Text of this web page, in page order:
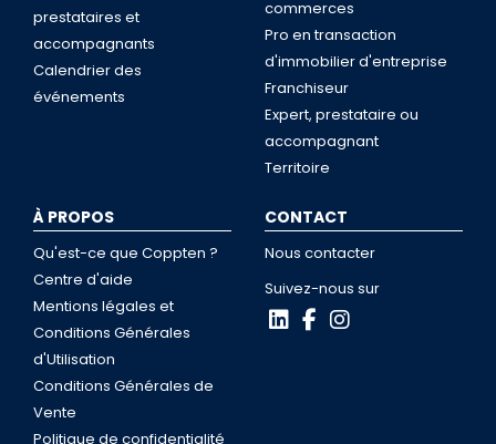
prestataires et
accompagnants
Calendrier des
événements
commerces
Pro en transaction
d'immobilier d'entreprise
Franchiseur
Expert, prestataire ou
accompagnant
Territoire
À PROPOS
Qu'est-ce que Coppten ?
Centre d'aide
Mentions légales et
Conditions Générales
d'Utilisation
Conditions Générales de
Vente
Politique de confidentialité
CONTACT
Nous contacter
Suivez-nous sur